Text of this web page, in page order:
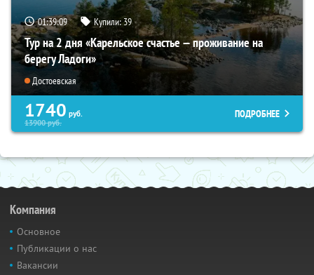
01:39:08 Купили:39
Тур на 2 дня «Карельское счастье — проживание на
берегу Ладоги»
Достоевская
1740 руб.
13900руб.
ПОДРОБНЕЕ
Компания
Основное
Публикации о нас
Вакансии